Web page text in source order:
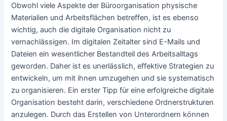
Obwohl viele Aspekte der Büroorganisation physische
Materialien und Arbeitsflächen betreffen, ist es ebenso
wichtig, auch die digitale Organisation nicht zu
vernachlässigen. Im digitalen Zeitalter sind E-Mails und
Dateien ein wesentlicher Bestandteil des Arbeitsalltags
geworden. Daher ist es unerlässlich, effektive Strategien zu
entwickeln, um mit ihnen umzugehen und sie systematisch
zu organisieren. Ein erster Tipp für eine erfolgreiche digitale
Organisation besteht darin, verschiedene Ordnerstrukturen
anzulegen. Durch das Erstellen von Unterordnern können